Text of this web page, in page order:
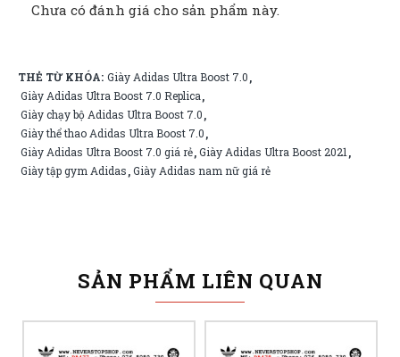
Chưa có đánh giá cho sản phẩm này.
THẺ TỪ KHÓA: Giày Adidas Ultra Boost 7.0,
Giày Adidas Ultra Boost 7.0 Replica,
Giày chạy bộ Adidas Ultra Boost 7.0,
Giày thể thao Adidas Ultra Boost 7.0,
Giày Adidas Ultra Boost 7.0 giá rẻ,Giày Adidas Ultra Boost 2021 ,
Giày tập gym Adidas,Giày Adidas nam nữ giá rẻ
SẢN PHẨM LIÊN QUAN